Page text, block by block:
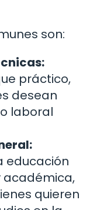
son:
práctico,
desean
laboral
educación
académica,
quieren